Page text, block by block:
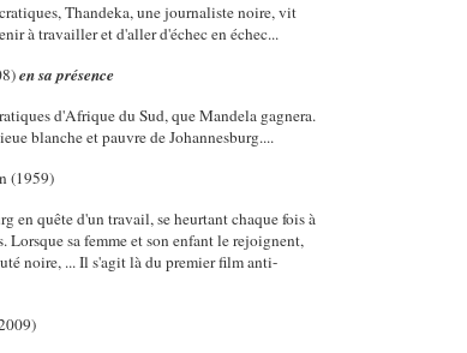
Thandeka, une journaliste noire, vit
à travailler et d'aller d'échec en échec...
en sa présence
d'Afrique du Sud, que Mandela gagnera.
blanche et pauvre de Johannesburg....
(1959)
en quête d'un travail, se heurtant chaque fois à
Lorsque sa femme et son enfant le rejoignent,
noire, ... Il s'agit là du premier film anti-